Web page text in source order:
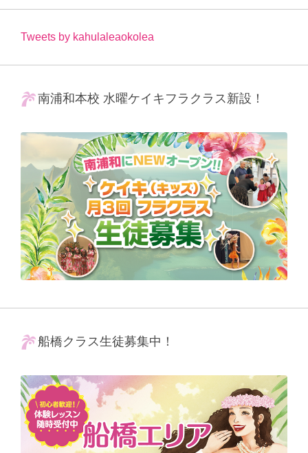
Tweets by kahulaleaokolea
南浦和本校 水曜ケイキフラクラス新設！
船橋クラス生徒募集中！